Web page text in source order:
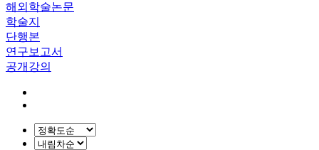
해외학술논문
학술지
단행본
연구보고서
공개강의